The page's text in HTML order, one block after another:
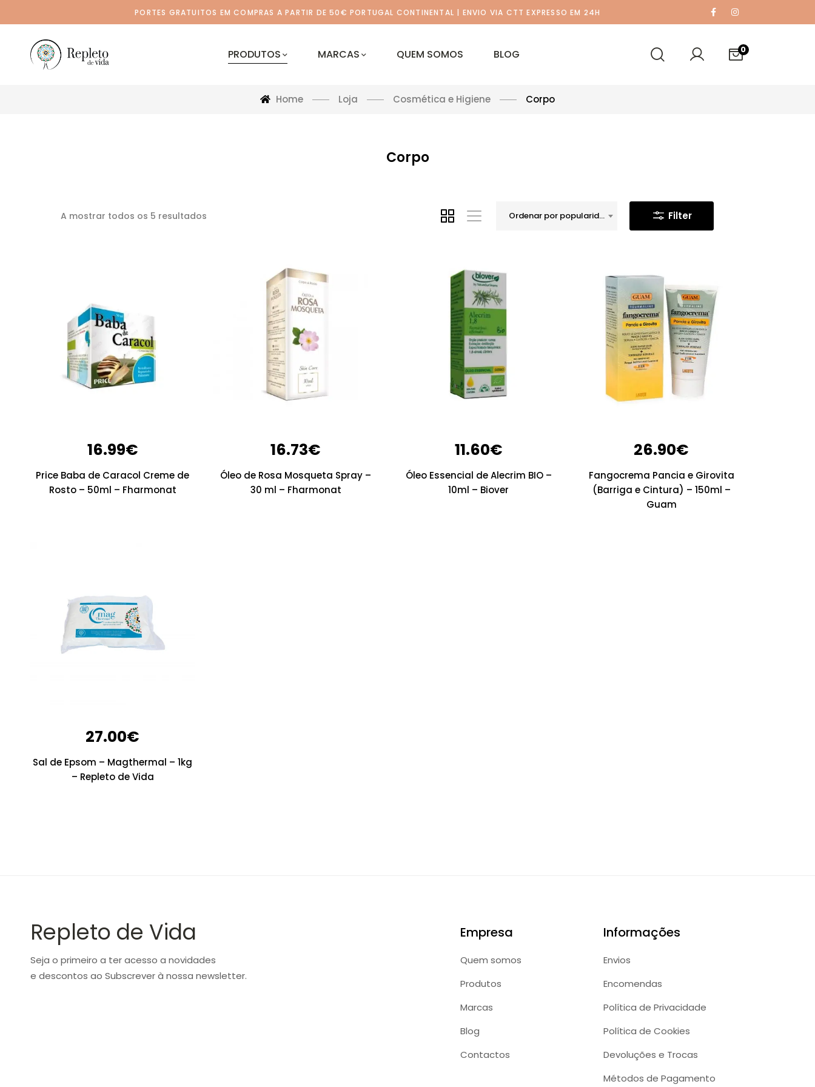
PORTES GRATUITOS EM COMPRAS A PARTIR DE 50€ PORTUGAL CONTINENTAL | ENVIO VIA CTT EXPRESSO EM 24H
PRODUTOS MARCAS QUEM SOMOS BLOG 0
Home Loja Cosmética e Higiene Corpo
Corpo
A mostrar todos os 5 resultados Ordenar por popularidade Filter
16.99€
Price Baba de Caracol Creme de
Rosto – 50ml – Fharmonat
16.73€
Óleo de Rosa Mosqueta Spray –
30 ml – Fharmonat
11.60€
Óleo Essencial de Alecrim BIO –
10ml – Biover
26.90€
Fangocrema Pancia e Girovita
(Barriga e Cintura) – 150ml –
Guam
27.00€
Sal de Epsom – Magthermal – 1kg
– Repleto de Vida
Repleto de Vida
Seja o primeiro a ter acesso a novidades
e descontos ao Subscrever à nossa newsletter.
Empresa
Quem somos
Produtos
Marcas
Blog
Contactos
Informações
Envios
Encomendas
Política de Privacidade
Política de Cookies
Devoluções e Trocas
Métodos de Pagamento